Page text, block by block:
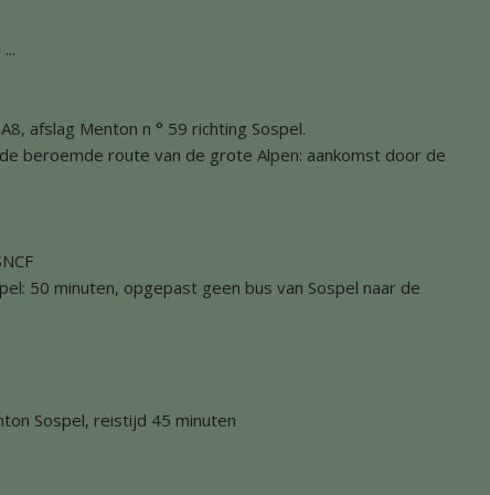
afslag Menton n ° 59 richting Sospel.
beroemde route van de grote Alpen: aankomst door de
50 minuten, opgepast geen bus van Sospel naar de
Sospel, reistijd 45 minuten